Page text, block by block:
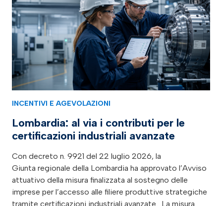
INCENTIVI E AGEVOLAZIONI
Lombardia: al via i contributi per le
certificazioni industriali avanzate
Con decreto n. 9921 del 22 luglio 2026, la
Giunta regionale della Lombardia ha approvato l’Avviso
attuativo della misura finalizzata al sostegno delle
imprese per l’accesso alle filiere produttive strategiche
tramite certificazioni industriali avanzate. La misura